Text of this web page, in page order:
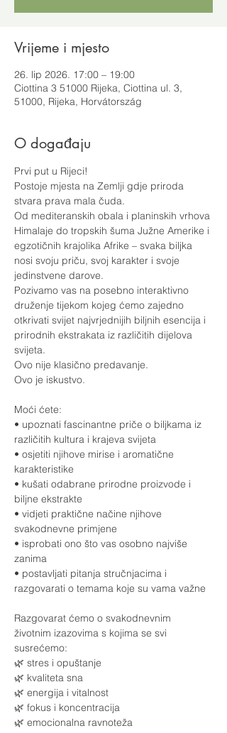
Vrijeme i mjesto
26. lip 2026. 17:00 – 19:00
Ciottina 3 51000 Rijeka, Ciottina ul. 3,
51000, Rijeka, Horvátország
O događaju
Prvi put u Rijeci!
Postoje mjesta na Zemlji gdje priroda
stvara prava mala čuda.
Od mediteranskih obala i planinskih vrhova
Himalaje do tropskih šuma Južne Amerike i
egzotičnih krajolika Afrike – svaka biljka
nosi svoju priču, svoj karakter i svoje
jedinstvene darove.
Pozivamo vas na posebno interaktivno
druženje tijekom kojeg ćemo zajedno
otkrivati svijet najvrjednijih biljnih esencija i
prirodnih ekstrakata iz različitih dijelova
svijeta.
Ovo nije klasično predavanje.
Ovo je iskustvo.
Moći ćete:
• upoznati fascinantne priče o biljkama iz
različitih kultura i krajeva svijeta
• osjetiti njihove mirise i aromatične
karakteristike
• kušati odabrane prirodne proizvode i
biljne ekstrakte
• vidjeti praktične načine njihove
svakodnevne primjene
• isprobati ono što vas osobno najviše
zanima
• postavljati pitanja stručnjacima i
razgovarati o temama koje su vama važne
Razgovarat ćemo o svakodnevnim
životnim izazovima s kojima se svi
susrećemo:
🌿 stres i opuštanje
🌿 kvaliteta sna
🌿 energija i vitalnost
🌿 fokus i koncentracija
🌿 emocionalna ravnoteža